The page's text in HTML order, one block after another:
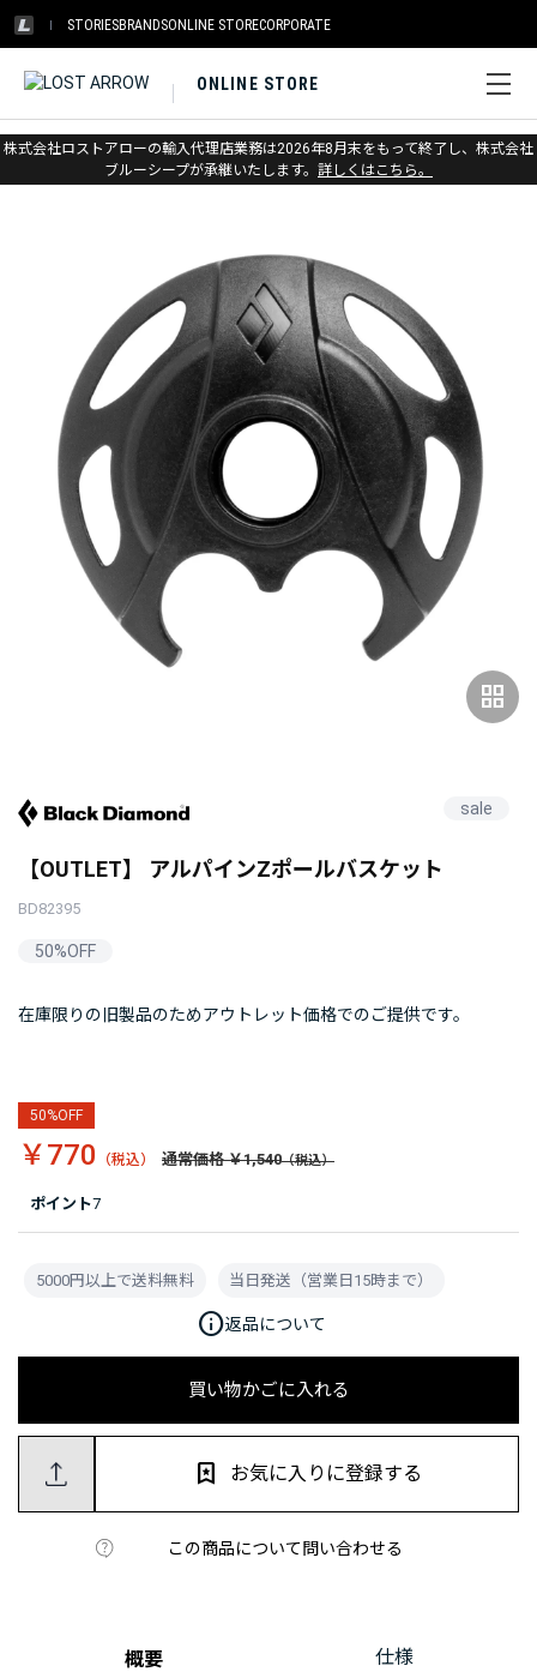
STORIESBRANDSONLINE STORECORPORATE
ONLINE STORE
株式会社ロストアローの輸入代理店業務は2026年8月末をもって終了し、株式会社
ブルーシープが承継いたします。 詳しくはこちら。
ホーム > アウトレット > トレッキングポール
grid_view
sale
【OUTLET】 アルパインZポールバスケット
BD82395
50%OFF
在庫限りの旧製品のためアウトレット価格でのご提供です。
ポイント7
50%OFF
￥770 通常価格 ￥1,540
買い物かごに入れる
この商品について問い合わせる
お気に入りに登録する
5000円以上で送料無料 当日発送（営業日15時まで）
info返品について
概要 仕様